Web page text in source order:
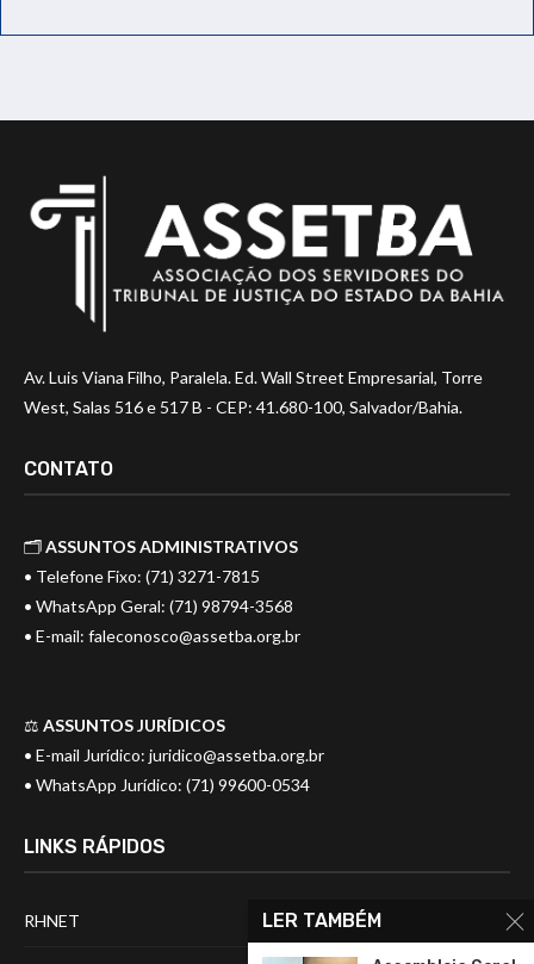
Av. Luis Viana Filho, Paralela. Ed. Wall Street Empresarial, Torre
West, Salas 516 e 517 B - CEP: 41.680-100, Salvador/Bahia.
CONTATO
🗂️ASSUNTOS ADMINISTRATIVOS
• Telefone Fixo: (71) 3271-7815
• WhatsApp Geral: (71) 98794-3568
• E-mail: faleconosco@assetba.org.br
⚖️ ASSUNTOS JURÍDICOS
• E-mail Jurídico: juridico@assetba.org.br
• WhatsApp Jurídico: (71) 99600-0534
LINKS RÁPIDOS
RHNET LER TAMBÉM